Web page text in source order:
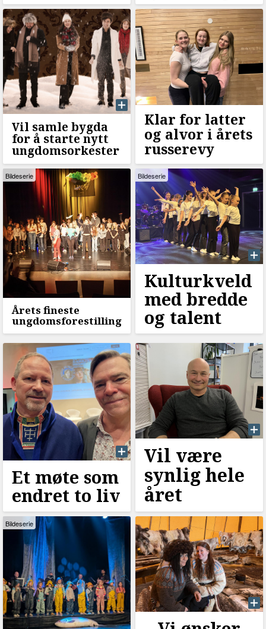
Vil samle bygda
for å starte nytt
ungdomsorkester
Klar for latter
og alvor i årets
russerevy
Bildeserie
Årets fineste
ungdomsforestilling
Bildeserie
Kulturkveld
med bredde
og talent
Et møte som
endret to liv
Vil være
synlig hele
året
Bildeserie